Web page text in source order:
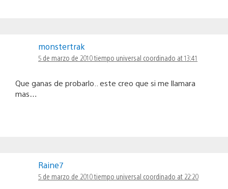
monstertrak
5 de marzo de 2010 tiempo universal coordinado at 13:41
Que ganas de probarlo.. este creo que si me llamara
mas…
Raine7
5 de marzo de 2010 tiempo universal coordinado at 22:20